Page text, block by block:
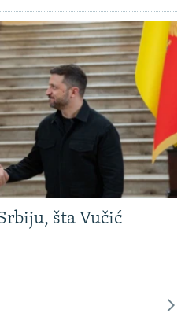
šta Vučić